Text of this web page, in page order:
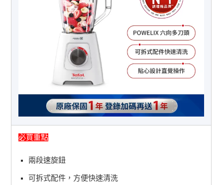
必買重點
兩段速旋鈕
可拆式配件，方便快速清洗